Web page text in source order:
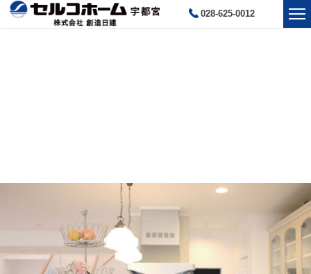
028-625-0012